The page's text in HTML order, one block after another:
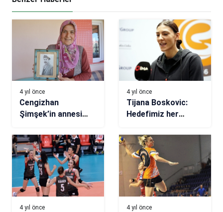
4 yıl önce
Cengizhan
Şimşek’in annesi
Kemer için bana söz
verdi
4 yıl önce
Tijana Boskovic:
Hedefimiz her
olmak
4 yıl önce 4 yıl önce